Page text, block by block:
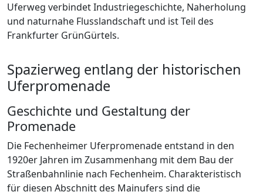
Uferweg verbindet Industriegeschichte, Naherholung
und naturnahe Flusslandschaft und ist Teil des
Frankfurter GrünGürtels.
Spazierweg entlang der historischen
Uferpromenade
Geschichte und Gestaltung der
Promenade
Die Fechenheimer Uferpromenade entstand in den
1920er Jahren im Zusammenhang mit dem Bau der
Straßenbahnlinie nach Fechenheim. Charakteristisch
für diesen Abschnitt des Mainufers sind die